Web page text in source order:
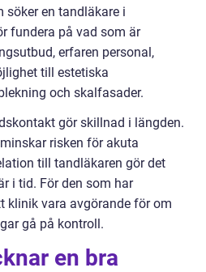
söker en tandläkare i
fundera på vad som är
erfaren personal,
till estetiska
och skalfasader.
gör skillnad i längden.
risken för akuta
till tandläkaren gör det
i tid. För den som har
klinik vara avgörande för om
gå på kontroll.
en bra